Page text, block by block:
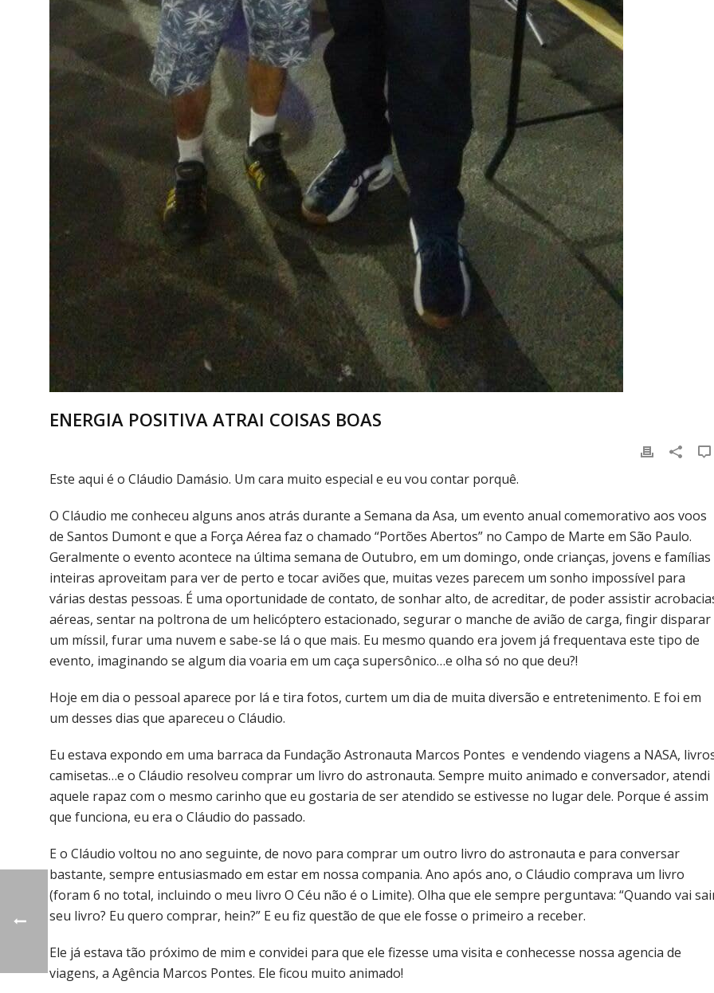
ENERGIA POSITIVA ATRAI COISAS BOAS
Este aqui é o Cláudio Damásio. Um cara muito especial e eu vou contar porquê.
O Cláudio me conheceu alguns anos atrás durante a Semana da Asa, um evento anual comemorativo aos voos
de Santos Dumont e que a Força Aérea faz o chamado “Portões Abertos” no Campo de Marte em São Paulo.
Geralmente o evento acontece na última semana de Outubro, em um domingo, onde crianças, jovens e famílias
inteiras aproveitam para ver de perto e tocar aviões que, muitas vezes parecem um sonho impossível para
várias destas pessoas. É uma oportunidade de contato, de sonhar alto, de acreditar, de poder assistir
aéreas, sentar na poltrona de um helicóptero estacionado, segurar o manche de avião de carga, fingir disparar
um míssil, furar uma nuvem e sabe-se lá o que mais. Eu mesmo quando era jovem já frequentava este tipo de
evento, imaginando se algum dia voaria em um caça supersônico…e olha só no que deu?!
Hoje em dia o pessoal aparece por lá e tira fotos, curtem um dia de muita diversão e entretenimento. E foi em
um desses dias que apareceu o Cláudio.
Eu estava expondo em uma barraca da Fundação Astronauta Marcos Pontes e vendendo viagens a NASA,
camisetas…e o Cláudio resolveu comprar um livro do astronauta. Sempre muito animado e conversador, atendi
aquele rapaz com o mesmo carinho que eu gostaria de ser atendido se estivesse no lugar dele. Porque é assim
que funciona, eu era o Cláudio do passado.
E o Cláudio voltou no ano seguinte, de novo para comprar um outro livro do astronauta e para conversar
bastante, sempre entusiasmado em estar em nossa compania. Ano após ano, o Cláudio comprava um livro
(foram 6 no total, incluindo o meu livro O Céu não é o Limite). Olha que ele sempre perguntava: “Quando vai
seu livro? Eu quero comprar, hein?” E eu fiz questão de que ele fosse o primeiro a receber.
Ele já estava tão próximo de mim e convidei para que ele fizesse uma visita e conhecesse nossa agencia de
viagens, a Agência Marcos Pontes. Ele ficou muito animado!